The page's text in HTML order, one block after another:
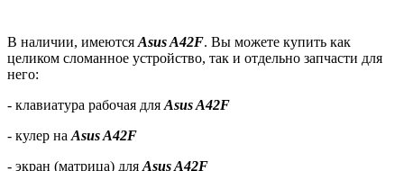
В наличии, имеютсяAsus A42F. Вы можете купить как
целиком сломанное устройство, так и отдельно запчасти для
него:
- клавиатура рабочая дляAsus A42F
- кулер наAsus A42F
- экран (матрица) дляAsus A42F